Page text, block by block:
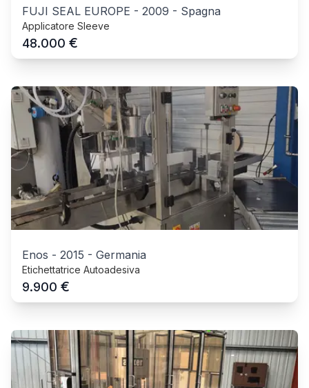
FUJI SEAL EUROPE - 2009 - Spagna
Applicatore Sleeve
48.000 €
Enos - 2015 - Germania
Etichettatrice Autoadesiva
9.900 €